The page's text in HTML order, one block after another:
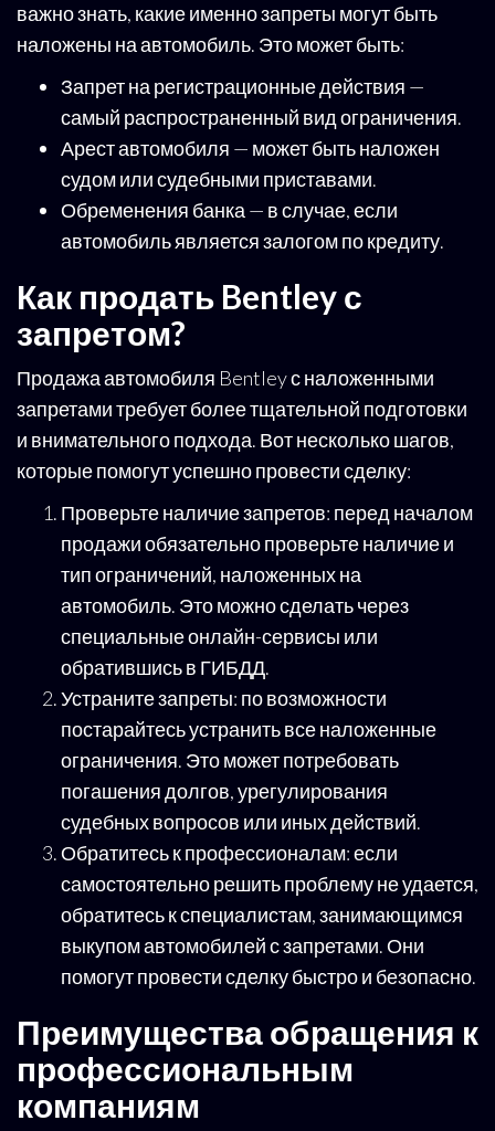
важно знать, какие именно запреты могут быть
наложены на автомобиль. Это может быть:
Запрет на регистрационные действия —
самый распространенный вид ограничения.
Арест автомобиля — может быть наложен
судом или судебными приставами.
Обременения банка — в случае, если
автомобиль является залогом по кредиту.
Как продать Bentley с
запретом?
Продажа автомобиля Bentley с наложенными
запретами требует более тщательной подготовки
и внимательного подхода. Вот несколько шагов,
которые помогут успешно провести сделку:
Проверьте наличие запретов: перед началом
продажи обязательно проверьте наличие и
тип ограничений, наложенных на
автомобиль. Это можно сделать через
специальные онлайн-сервисы или
обратившись в ГИБДД.
Устраните запреты: по возможности
постарайтесь устранить все наложенные
ограничения. Это может потребовать
погашения долгов, урегулирования
судебных вопросов или иных действий.
Обратитесь к профессионалам: если
самостоятельно решить проблему не удается,
обратитесь к специалистам, занимающимся
выкупом автомобилей с запретами. Они
помогут провести сделку быстро и безопасно.
Преимущества обращения к
профессиональным
компаниям